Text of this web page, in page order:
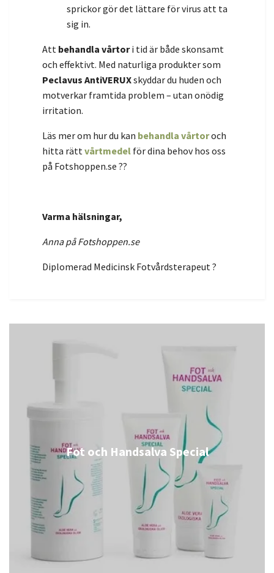
Fot och Handsalva Special
sprickor gör det lättare för virus att ta
sig in.
Att behandla vårtori tid är både skonsamt
och effektivt. Med naturliga produkter som
Peclavus AntiVERUXskyddar du huden och
motverkar framtida problem – utan onödig
irritation.
Läs mer om hur du kan behandla vårtoroch
hitta rätt vårtmedel för dina behov hos oss
på Fotshoppen.se ??
Varma hälsningar,
Anna på Fotshoppen.se
Diplomerad Medicinsk Fotvårdsterapeut ?